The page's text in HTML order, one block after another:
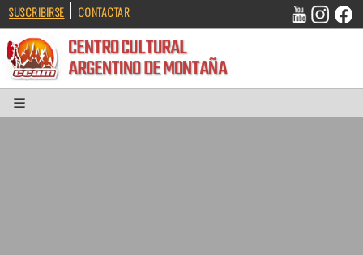
SUSCRIBIRSE | CONTACTAR
CENTRO CULTURAL
ARGENTINO DE MONTAÑA